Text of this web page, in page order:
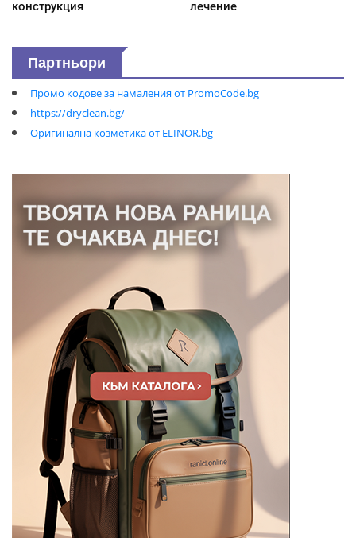
конструкция лечение
Партньори
Промо кодове за намаления от PromoCode.bg
https://dryclean.bg/
Оригинална козметика от ELINOR.bg